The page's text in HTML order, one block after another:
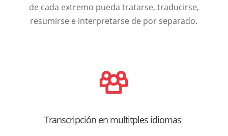
de cada extremo pueda tratarse, traducirse,
resumirse e interpretarse de por separado.
Transcripción en multitples idiomas